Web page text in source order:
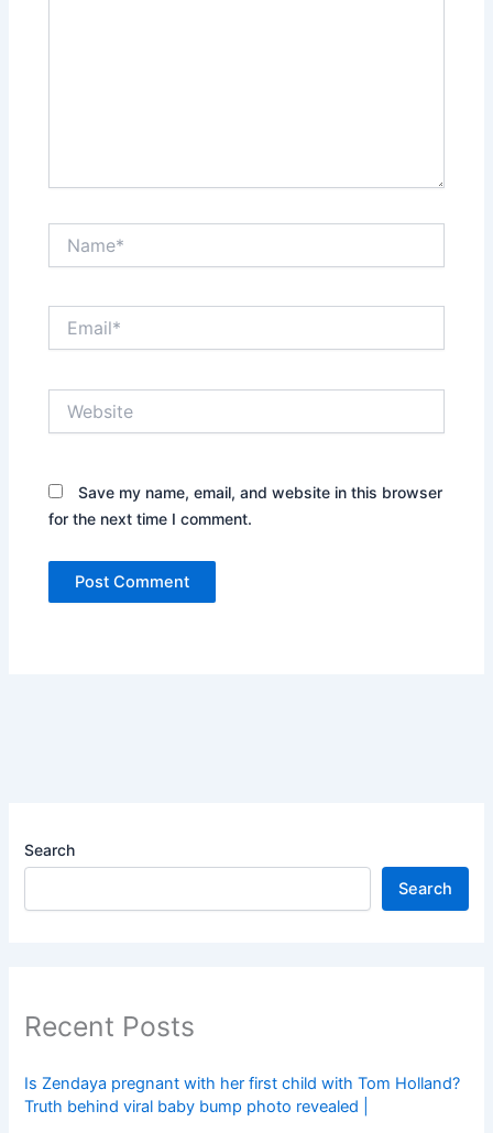
Save my name, email, and website in this browser
for the next time I comment.
Search
Search
Recent Posts
Is Zendaya pregnant with her first child with Tom Holland?
Truth behind viral baby bump photo revealed |